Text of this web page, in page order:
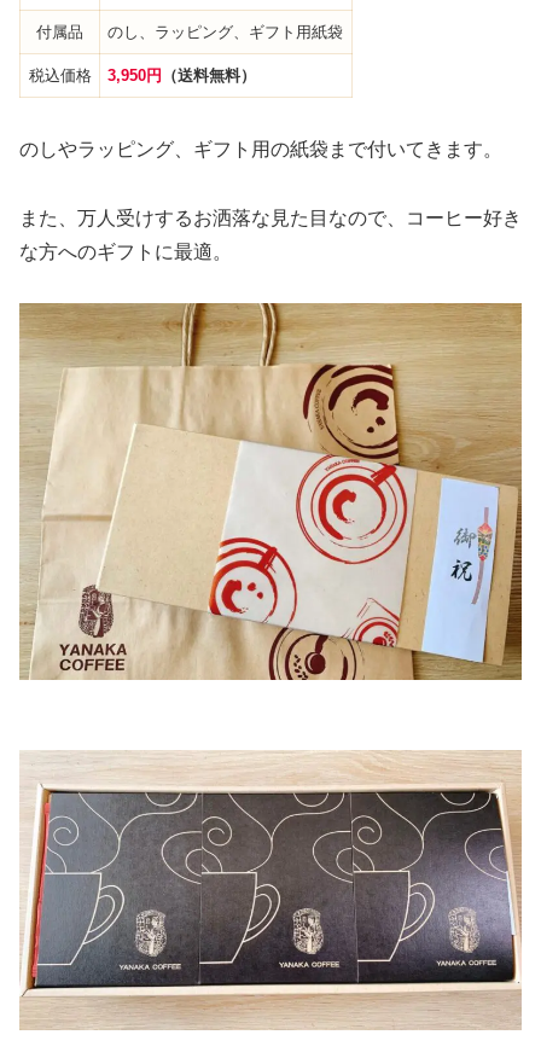
付属品 のし、ラッピング、ギフト用紙袋
税込価格 3,950円 （送料無料）
のしやラッピング、ギフト用の紙袋まで付いてきます。
また、万人受けするお洒落な見た目なので、コーヒー好き
な方へのギフトに最適。